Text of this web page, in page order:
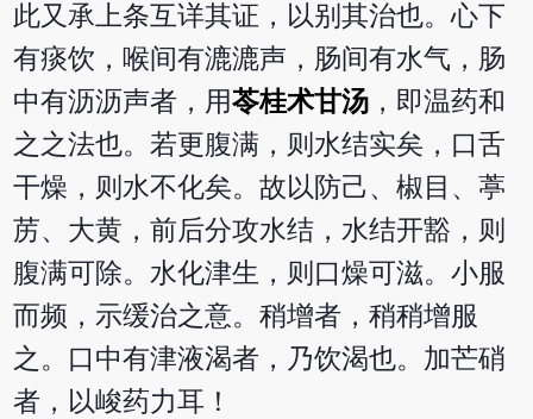
此又承上条互详其证，以别其治也。心下
有痰饮，喉间有漉漉声，肠间有水气，肠
中有沥沥声者，用苓桂术甘汤 ，即温药和
之之法也。若更腹满，则水结实矣，口舌
干燥，则水不化矣。故以防己、椒目、葶
苈、大黄，前后分攻水结，水结开豁，则
腹满可除。水化津生，则口燥可滋。小服
而频，示缓治之意。稍增者，稍稍增服
之。口中有津液渴者，乃饮渴也。加芒硝
者，以峻药力耳！